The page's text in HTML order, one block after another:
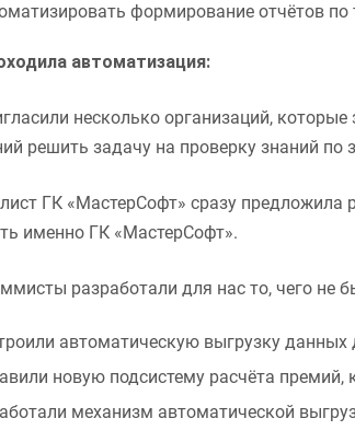
формирование отчётов по
автоматизация:
несколько организаций,
решить задачу на проверку знаний по
ГК «МастерСофт» сразу
именно ГК «МастерСофт».
разработали для нас то, чего не
автоматическую выгрузку
новую подсистему расчёта
механизм автоматической